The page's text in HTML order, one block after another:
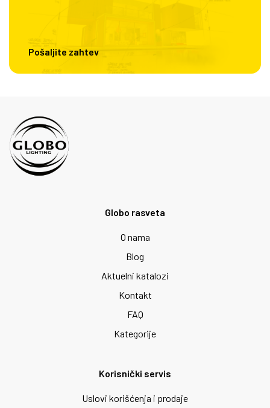
Pošaljite zahtev
Globo rasveta
O nama
Blog
Aktuelni katalozi
Kontakt
FAQ
Kategorije
Korisnički servis
Uslovi korišćenja i prodaje